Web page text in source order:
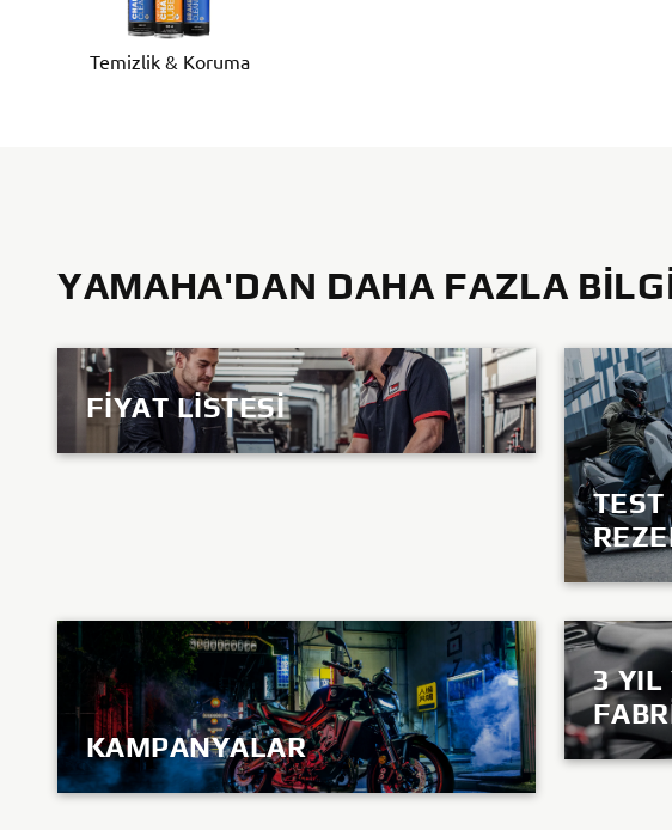
Temizlik & Koruma
YAMAHA'DAN DAHA FAZLA
FIYAT LISTESI
TEST
KAMPANYALAR
3 YIL